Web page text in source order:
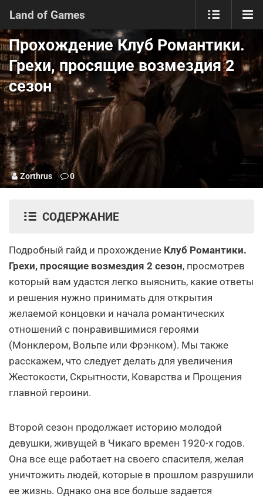
Land of Games
Прохождение Клуб Романтики.
Грехи, просящие возмездия 2
сезон
Zorthrus 0
СОДЕРЖАНИЕ
Подробный гайд и прохождение Клуб Романтики.
Грехи, просящие возмездия 2 сезон, просмотрев
который вам удастся легко выяснить, какие ответы
и решения нужно принимать для открытия
желаемой концовки и начала романтических
отношений с понравившимися героями
(Монклером, Вольпе или Фрэнком). Мы также
расскажем, что следует делать для увеличения
Жестокости, Скрытности, Коварства и Прощения
главной героини.
Второй сезон продолжает историю молодой
девушки, живущей в Чикаго времен 1920-х годов.
Она все еще работает на своего спасителя, желая
уничтожить людей, которые в прошлом разрушили
ее жизнь. Однако она все больше задается